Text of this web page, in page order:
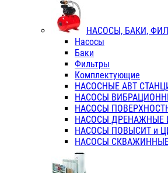
НАСОСЫ, БАКИ,
Насосы
Баки
Фильтры
Комплектующие
НАСОСНЫЕ АВТ
НАСОСЫ
НАСОСЫ
НАСОСЫ ДРЕНАЖНЫЕ
НАСОСЫ ПОВЫСИТ и
НАСОСЫ